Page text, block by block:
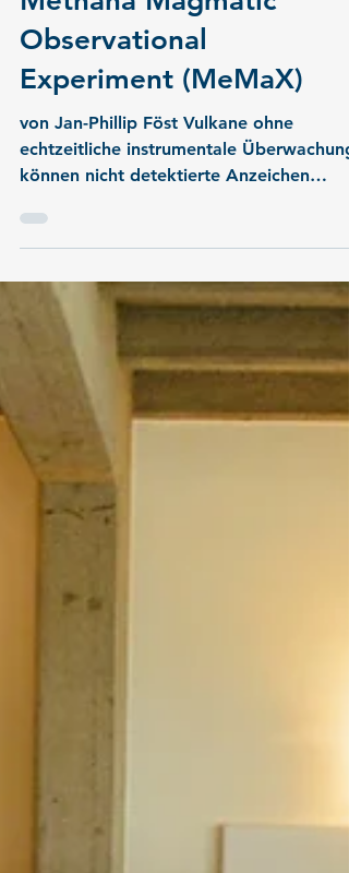
17. März 2025
2 Min. Lesezeit
Methana Magmatic
Observational
Experiment (MeMaX)
von Jan-Phillip Föst Vulkane ohne